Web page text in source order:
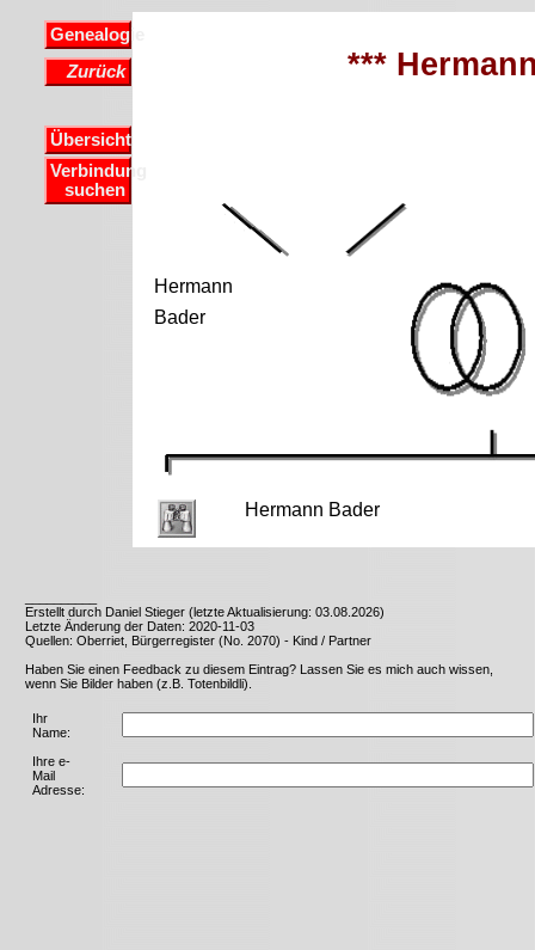
Genealogie
Zurück
Übersicht
Verbindung
suchen
***
Hermann
Bader
Hermann Bader
Erstellt durch Daniel Stieger (letzte Aktualisierung: 03.08.2026)
Letzte Änderung der Daten: 2020-11-03
Quellen: Oberriet, Bürgerregister (No. 2070) - Kind / Partner
Haben Sie einen Feedback zu diesem Eintrag? Lassen Sie es mich auch wissen,
wenn Sie Bilder haben (z.B. Totenbildli).
Ihr
Name:
Ihre e-
Mail
Adresse: